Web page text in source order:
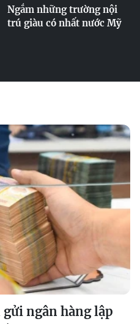
Ngắm những trường nội
trú giàu có nhất nước Mỹ
ngân hàng lập